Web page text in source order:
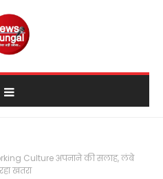
Culture अपनाने की सलाह, लंबे
खतरा